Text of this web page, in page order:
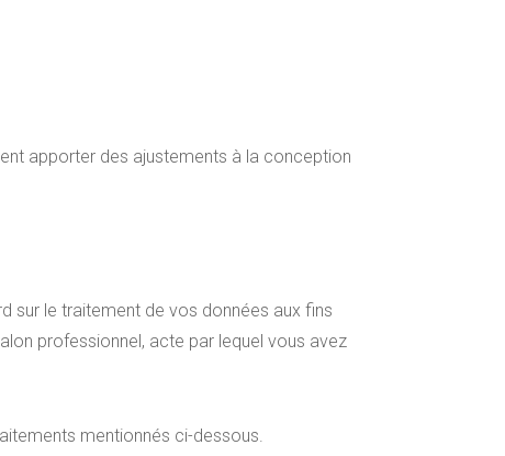
apporter des ajustements à la conception
sur le traitement de vos données aux fins
professionnel, acte par lequel vous avez
mentionnés ci-dessous.